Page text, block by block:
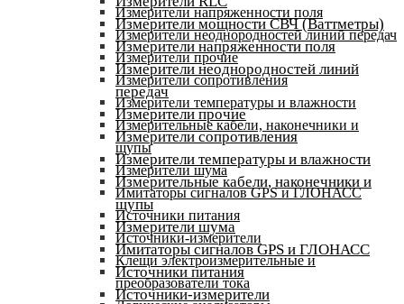
Измерители напряженности поля
Измерители неоднородностей линий передач
Измерители прочие
Измерители сопротивления
Измерители температуры и влажности
Измерительные кабели, наконечники и
щупы
Измерители шума
Имитаторы сигналов GPS и ГЛОНАСС
Источники питания
Источники-измерители
Клещи электроизмерительные и
преобразователи тока
Измерители мощности СВЧ (Ваттметры)
Измерители напряженности поля
Измерители неоднородностей линий
передач
Измерители прочие
Измерители сопротивления
Измерители температуры и влажности
Измерительные кабели, наконечники и
щупы
Измерители шума
Имитаторы сигналов GPS и ГЛОНАСС
Источники питания
Источники-измерители